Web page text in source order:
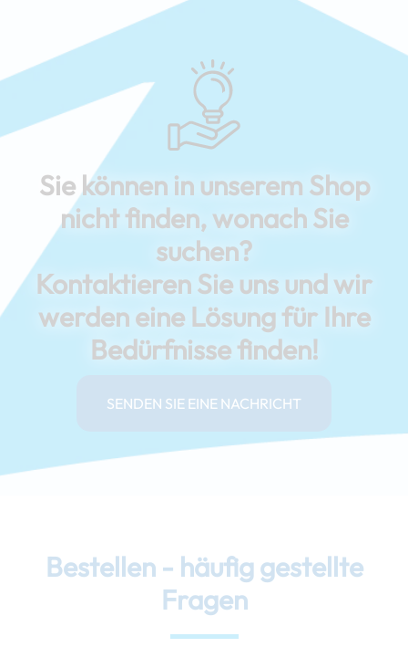
Sie können in unserem Shop
nicht finden, wonach Sie
suchen?
Kontaktieren Sie uns und wir
werden eine Lösung für Ihre
Bedürfnisse finden!
SENDEN SIE EINE NACHRICHT
Bestellen - häufig gestellte
Fragen